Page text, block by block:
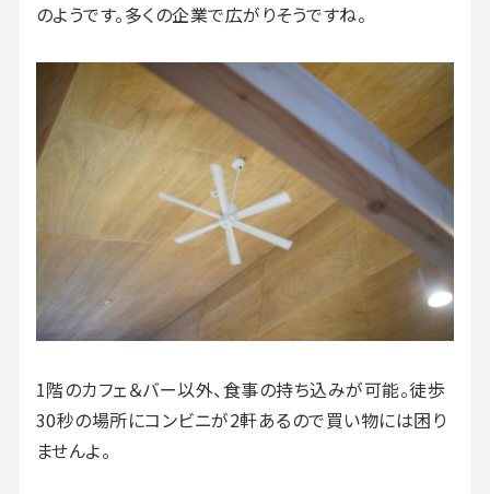
のようです。多くの企業で広がりそうですね。
1階のカフェ＆バー以外、食事の持ち込みが可能。徒歩
30秒の場所にコンビニが2軒あるので買い物には困り
ませんよ。